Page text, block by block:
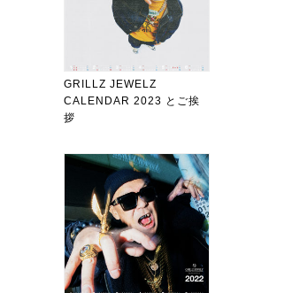
GRILLZ JEWELZ
CALENDAR 2023 とご挨
拶